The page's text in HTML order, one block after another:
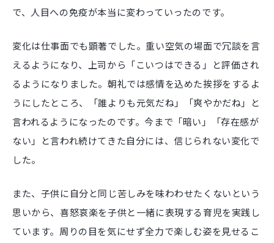
で、人目への免疫が本当に変わっていったのです。
変化は仕事面でも顕著でした。重い空気の場面で冗談を言
えるようになり、上司から「こいつはできる」と評価され
るようになりました。朝礼では感情を込めた挨拶をするよ
うにしたところ、「誰よりも元気だね」「爽やかだね」と
言われるようになったのです。今まで「暗い」「存在感が
ない」と言われ続けてきた自分には、信じられない変化で
した。
また、子供に自分と同じ苦しみを味わわせたくないという
思いから、喜怒哀楽を子供と一緒に表現する育児を実践し
ています。周りの目を気にせず全力で楽しむ姿を見せるこ